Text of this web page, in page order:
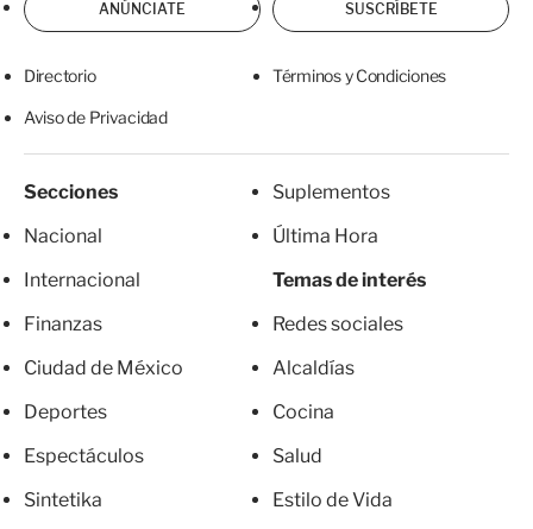
ANÚNCIATE SUSCRÍBETE
Directorio Términos y Condiciones
Aviso de Privacidad
Secciones
Nacional
Internacional
Finanzas
Ciudad de México
Deportes
Espectáculos
Sintetika
Suplementos
Última Hora
Temas de interés
Redes sociales
Alcaldías
Cocina
Salud
Estilo de Vida